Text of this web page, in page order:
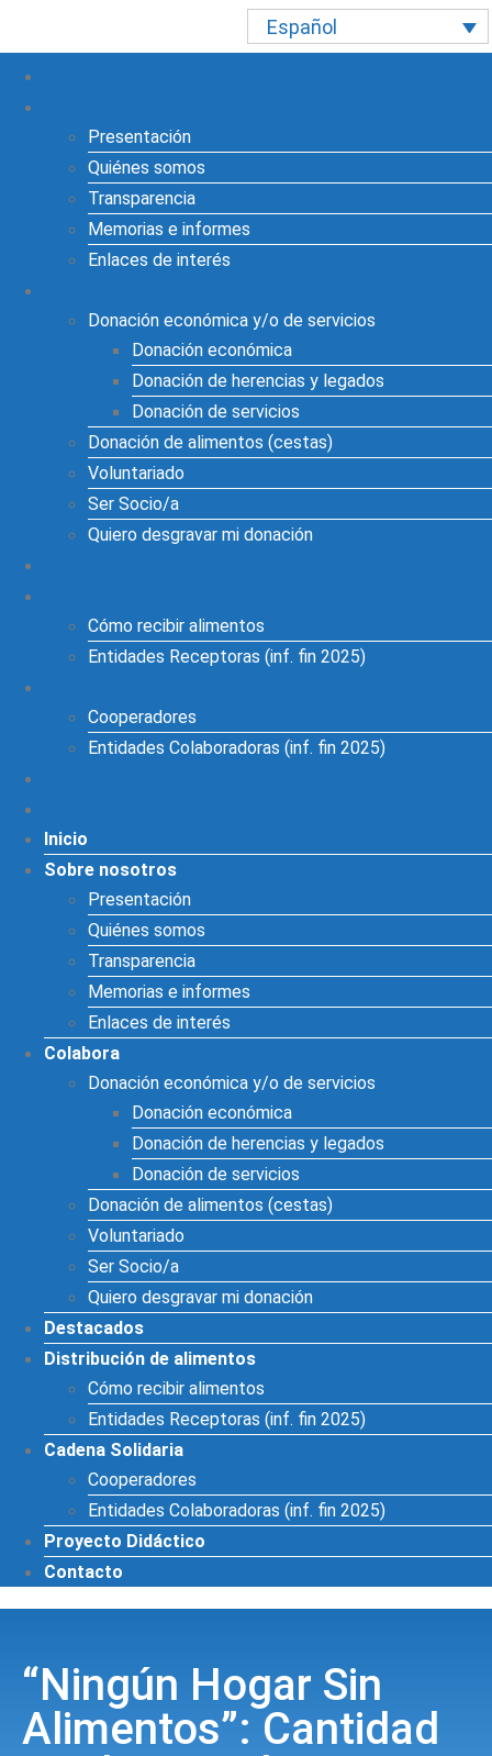
Español
Presentación
Quiénes somos
Transparencia
Memorias e informes
Enlaces de interés
Donación económica y/o de servicios
Donación económica
Donación de herencias y legados
Donación de servicios
Donación de alimentos (cestas)
Voluntariado
Ser Socio/a
Quiero desgravar mi donación
Cómo recibir alimentos
Entidades Receptoras (inf. fin 2025)
Cooperadores
Entidades Colaboradoras (inf. fin 2025)
Inicio
Sobre nosotros
Presentación
Quiénes somos
Transparencia
Memorias e informes
Enlaces de interés
Colabora
Donación económica y/o de servicios
Donación económica
Donación de herencias y legados
Donación de servicios
Donación de alimentos (cestas)
Voluntariado
Ser Socio/a
Quiero desgravar mi donación
Destacados
Distribución de alimentos
Cómo recibir alimentos
Entidades Receptoras (inf. fin 2025)
Cadena Solidaria
Cooperadores
Entidades Colaboradoras (inf. fin 2025)
Proyecto Didáctico
Contacto
“Ningún Hogar Sin
Alimentos”: Cantidad